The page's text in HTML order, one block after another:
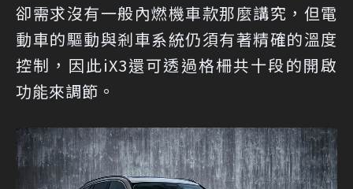
卻需求沒有一般內燃機車款那麼講究，但電
動車的驅動與剎車系統仍須有著精確的溫度
控制，因此iX3還可透過格柵共十段的開啟
功能來調節。